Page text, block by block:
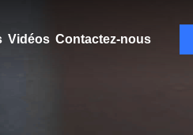
Vidéos Contactez-nous